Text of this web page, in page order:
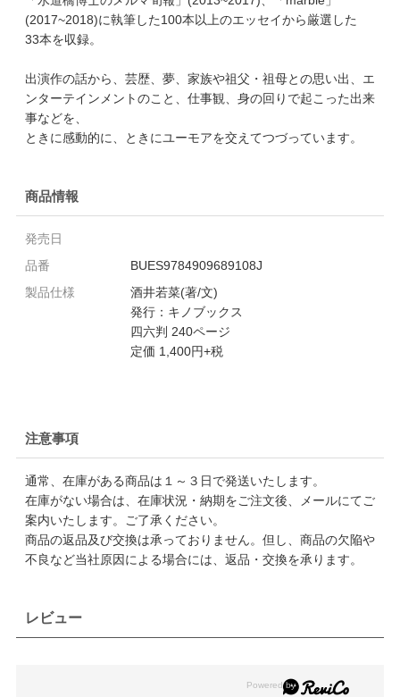
(2017~2018)に執筆した100本以上のエッセイから厳選した
33本を収録。
出演作の話から、芸歴、夢、家族や祖父・祖母との思い出、エ
ンターテインメントのこと、仕事観、身の回りで起こった出来
事などを、
ときに感動的に、ときにユーモアを交えてつづっています。
商品情報
発売日
品番
BUES9784909689108J
製品仕様
酒井若菜(著/文)
発行：キノブックス
四六判 240ページ
定価 1,400円+税
注意事項
通常、在庫がある商品は１～３日で発送いたします。
在庫がない場合は、在庫状況・納期をご注文後、メールにてご
案内いたします。ご了承ください。
商品の返品及び交換は承っておりません。但し、商品の欠陥や
不良など当社原因による場合には、返品・交換を承ります。
レビュー